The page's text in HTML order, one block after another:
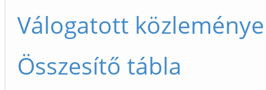
Válogatott
Összesítő tábla